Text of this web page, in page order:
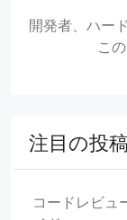
開発者、ハー
こ
注目の投稿
コードレビュ